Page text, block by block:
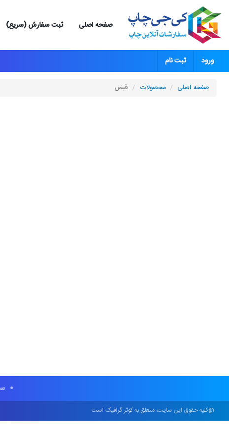
صفحه اصلی ثبت سفارش (سریع)
ورود ثبت نام
صفحه اصلی محصولات قبض
@کلیه حقوق این سایت، متعلق به کوثر گرافیک است.